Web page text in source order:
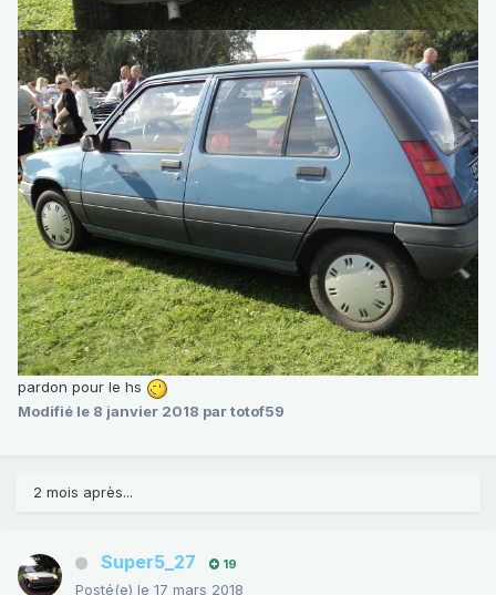
pardon pour le hs
Modifié le 8 janvier 2018 par totof59
2 mois après...
Super5_27 19
Posté(e) le 17 mars 2018